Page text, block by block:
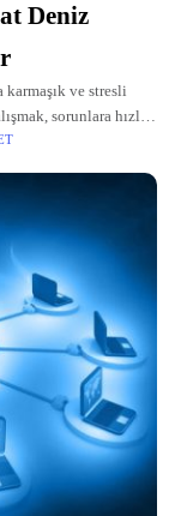
Deniz
ve stresli
sorunlara hızlı
olarak